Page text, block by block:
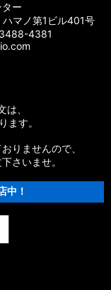
ー
マノ第1ビル401号
4381
、
ます。
りませんので、
さいませ。
中！